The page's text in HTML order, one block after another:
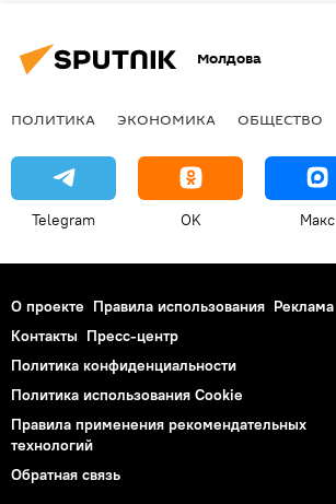
Молдова
ПОЛИТИКА ЭКОНОМИКА ОБЩЕСТВО
Telegram OK Макс
О проекте Правила использования Реклама
Контакты Пресс-центр
Политика конфиденциальности
Политика использования Cookie
Правила применения рекомендательных
технологий
Обратная связь